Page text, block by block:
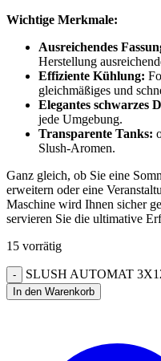
Wichtige Merkmale:
Ausreichendes
Herstellung
Effiziente Kühlung:
gleichmäßiges und
Elegantes schwarzes
jede Umgebung.
Transparente Tanks:
Slush-Aromen.
Ganz gleich, ob Sie eine
erweitern oder eine
Maschine wird Ihnen sicher
servieren Sie die ultimative
15 vorrätig
SLUSH AUTOMAT
In den Warenkorb